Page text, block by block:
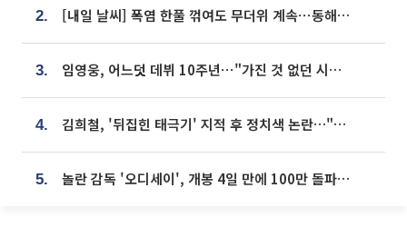
2. [내일 날씨] 폭염 한풀 꺾여도 무더위 계속⋯동해안 이틀 연속 비
3. 임영웅, 어느덧 데뷔 10주년⋯"가진 것 없던 시절, 내 앞엔 20명의 팬뿐"
4. 김희철, '뒤집힌 태극기' 지적 후 정치색 논란…"좌우 떠나 우리나라 국기"
5. 놀란 감독 '오디세이', 개봉 4일 만에 100만 돌파⋯'왕사남' 보다 빠르다